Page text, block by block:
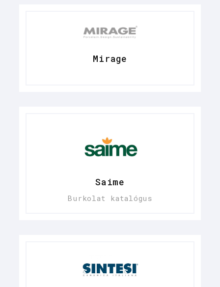
Mirage
Saime
Burkolat katalógus